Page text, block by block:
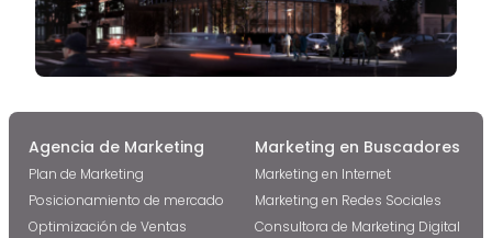
Agencia de Marketing
Plan de Marketing
Posicionamiento de mercado
Optimización de Ventas
Marketing en Buscadores
Marketing en Internet
Marketing en Redes Sociales
Consultora de Marketing Digital